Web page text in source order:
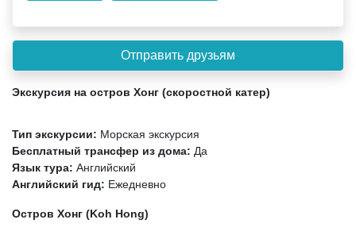
Экскурсия на остров Хонг (скоростной катер)
Тип экскурсии: Морская экскурсия
Бесплатный трансфер из дома: Да
Язык тура: Английский
Английский гид: Ежедневно
Остров Хонг (Koh Hong)